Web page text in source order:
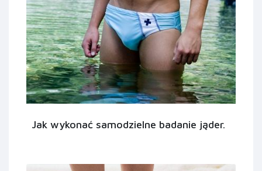
Jak wykonać samodzielne badanie jąder.